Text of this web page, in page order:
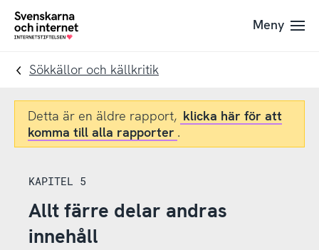
Till
navigation
Till
innehåll
To
Meny
Sökkällor och källkritik
Detta är en äldre rapport, klicka här för att
komma till alla rapporter .
KAPITEL 5
Allt färre delar andras
innehåll